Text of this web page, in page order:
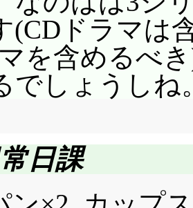
いう物だって
ぱり, タイト
化……前に夢
たけど, 今回
え……」ま
のマイメロは
イメロにル
(CDドラマは
を含めるべ
でしょうしね
日課